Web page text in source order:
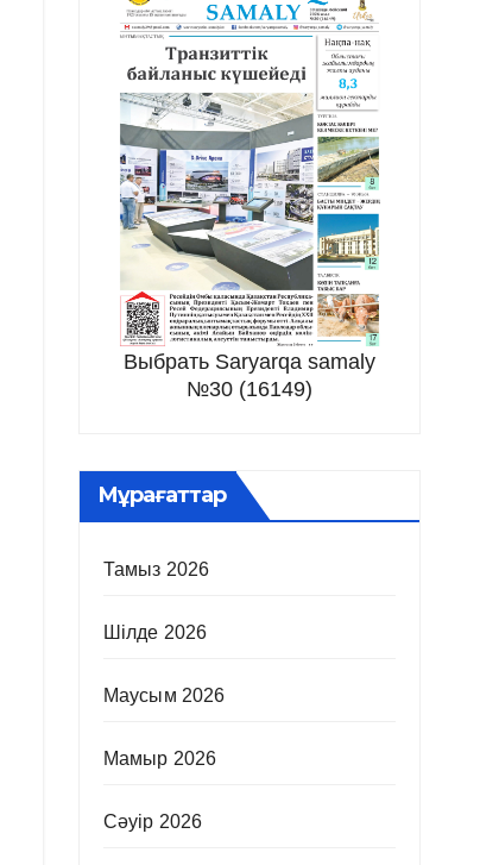
Выбрать Saryarqa samaly
№30 (16149)
Мұрағаттар
Тамыз 2026
Шілде 2026
Маусым 2026
Мамыр 2026
Сәуір 2026